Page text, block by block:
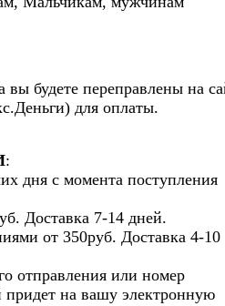
вы будете переправлены на
для оплаты.
:
дня с момента поступления
Доставка 7-14 дней.
от 350руб. Доставка 4-10
отправления или номер
придет на вашу электронную